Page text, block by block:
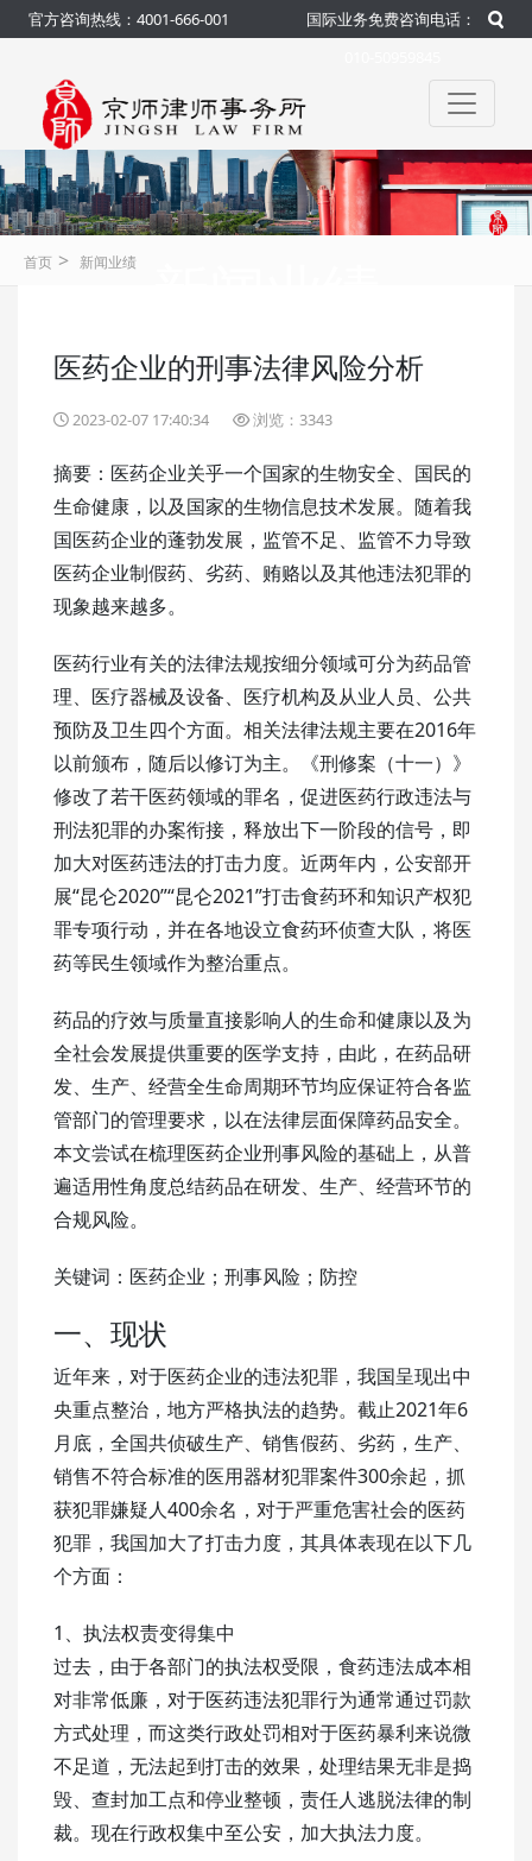
官方咨询热线：4001-666-001
国际业务免费咨询电话：
官方 咨询热线：4001-666-001
首页 > 新闻业绩
医药企业的刑事法律风险分析
2023-02-07 17:40:34 浏览：3343
摘要：医药企业关乎一个国家的生物安全、国民的
生命健康，以及国家的生物信息技术发展。随着我
国医药企业的蓬勃发展，监管不足、监管不力导致
医药企业制假药、劣药、贿赂以及其他违法犯罪的
现象越来越多。
医药行业有关的法律法规按细分领域可分为药品管
理、医疗器械及设备、医疗机构及从业人员、公共
预防及卫生四个方面。相关法律法规主要在2016年
以前颁布，随后以修订为主。《刑修案（十一）》
修改了若干医药领域的罪名，促进医药行政违法与
刑法犯罪的办案衔接，释放出下一阶段的信号，即
加大对医药违法的打击力度。近两年内，公安部开
展“昆仑2020”“昆仑2021”打击食药环和知识产权犯
罪专项行动，并在各地设立食药环侦查大队，将医
药等民生领域作为整治重点。
药品的疗效与质量直接影响人的生命和健康以及为
全社会发展提供重要的医学支持，由此，在药品研
发、生产、经营全生命周期环节均应保证符合各监
管部门的管理要求，以在法律层面保障药品安全。
本文尝试在梳理医药企业刑事风险的基础上，从普
遍适用性角度总结药品在研发、生产、经营环节的
合规风险。
关键词：医药企业；刑事风险；防控
一、现状
近年来，对于医药企业的违法犯罪，我国呈现出中
央重点整治，地方严格执法的趋势。截止2021年6
月底，全国共侦破生产、销售假药、劣药，生产、
销售不符合标准的医用器材犯罪案件300余起，抓
获犯罪嫌疑人400余名，对于严重危害社会的医药
犯罪，我国加大了打击力度，其具体表现在以下几
个方面：
1、执法权责变得集中
过去，由于各部门的执法权受限，食药违法成本相
对非常低廉，对于医药违法犯罪行为通常通过罚款
方式处理，而这类行政处罚相对于医药暴利来说微
不足道，无法起到打击的效果，处理结果无非是捣
毁、查封加工点和停业整顿，责任人逃脱法律的制
裁。现在行政权集中至公安，加大执法力度。